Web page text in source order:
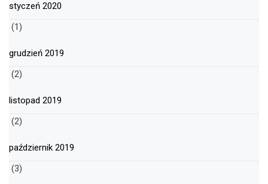
styczeń 2020
(1)
grudzień 2019
(2)
listopad 2019
(2)
październik 2019
(3)